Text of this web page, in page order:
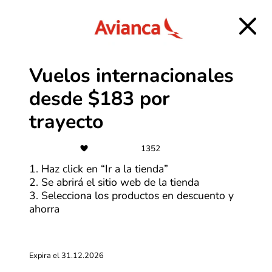
Acerca de Kaspersky
Kaspersky es una empresa reconocida en el ámbito de
amenazas en línea. Desde su fundación en 1997,
Vuelos internacionales
desde $183 por
trayecto
1352
1. Haz click en “Ir a la tienda”
2. Se abrirá el sitio web de la tienda
3. Selecciona los productos en descuento y
ahorra
Expira el 31.12.2026